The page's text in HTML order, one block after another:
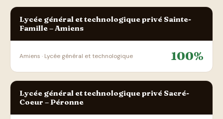
Lycée général et technologique privé Sainte-
Famille – Amiens
Amiens · Lycée général et technologique 100%
Lycée général et technologique privé Sacré-
Coeur – Péronne